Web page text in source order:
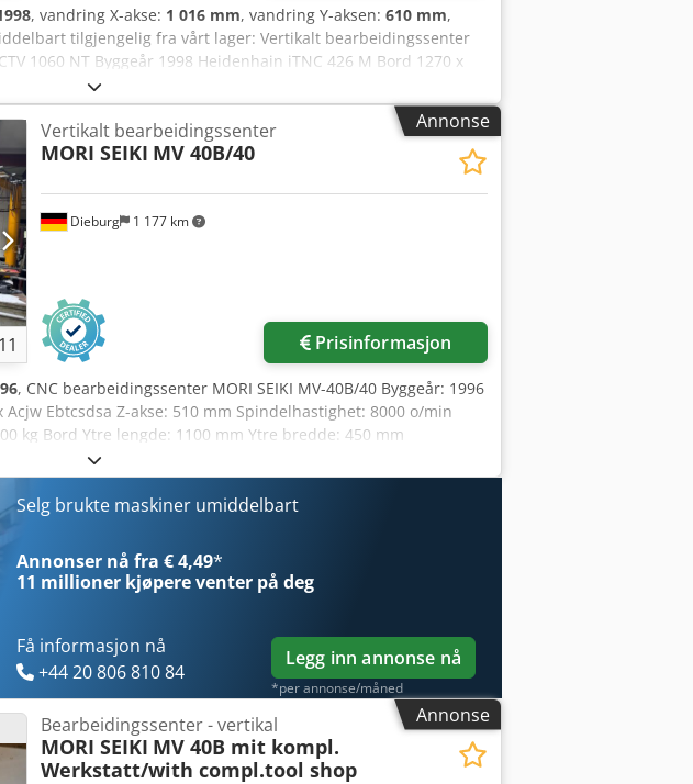
, vandring X-akse: 1 016 mm, vandring Y-aksen: 610 mm,
tilgjengelig fra vårt lager: Vertikalt bearbeidingssenter
1060 NT Byggeår 1998 Heidenhain iTNC 426 M Bord 1270 x
SK 50 Spindelhastighet opptil 8000 o/min Maksimal
med 24 plasser Avstand spindel – bord 80 – 840
levert fra vårt lager.
Annonse
11
Dieburg 1 177 km
Vertikalt bearbeidingssenter
MORI SEIKI MV 40B/40
Prisinformasjon
, CNC bearbeidingssenter MORI SEIKI MV-40B/40 Byggeår: 1996
Acjw Ebtcsdsa Z-akse: 510 mm Spindelhastighet: 8000 o/min
kg Bord Ytre lengde: 1100 mm Ytre bredde: 450 mm
Selg brukte maskiner umiddelbart
Annonser nå fra € 4,49*
11 millioner kjøpereventer på deg
Få informasjon nå
+44 20 806 810 84
Legg inn annonse nå
*per annonse/måned
Annonse
Bearbeidingssenter - vertikal
MORI SEIKI MV 40B mit kompl.
Werkstatt/with compl.tool shop